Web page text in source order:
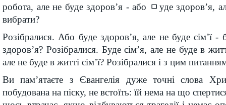
робота, але не буде здоров’я - або ﾱуде здоров’я,
вибрати?
Розібралися. Або буде здоров’я, але не буде сім’ї -
здоров’я? Розібралися. Буде сім’я, але не буде в
але не буде в житті сім’ї? Розібралися і з цим
Ви пам’ятаєте з Євангелія дуже точні слова
побудована на піску, не встоїть: їй нема на що